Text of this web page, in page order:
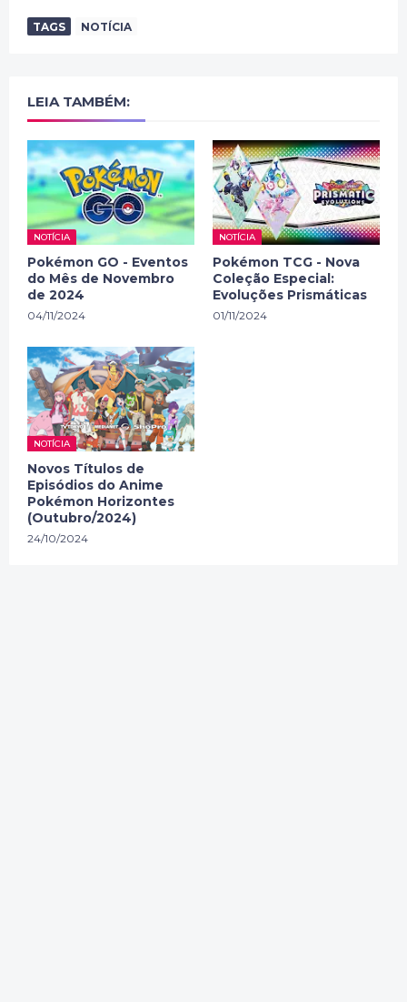
TAGS NOTÍCIA
LEIA TAMBÉM:
NOTÍCIA
Pokémon GO - Eventos
do Mês de Novembro
de 2024
04/11/2024
NOTÍCIA
Pokémon TCG - Nova
Coleção Especial:
Evoluções Prismáticas
01/11/2024
NOTÍCIA
Novos Títulos de
Episódios do Anime
Pokémon Horizontes
(Outubro/2024)
24/10/2024